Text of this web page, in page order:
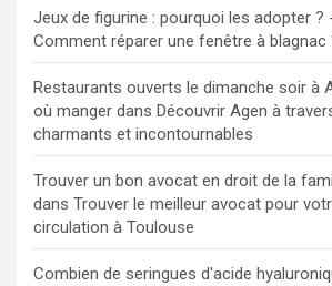
Jeux de figurine : pourquoi les adopter
Comment réparer une fenêtre à blagnac
Restaurants ouverts le dimanche soir à
où manger dans Découvrir Agen à
charmants et incontournables
Trouver un bon avocat en droit de la
dans Trouver le meilleur avocat pour
circulation à Toulouse
Combien de seringues d'acide